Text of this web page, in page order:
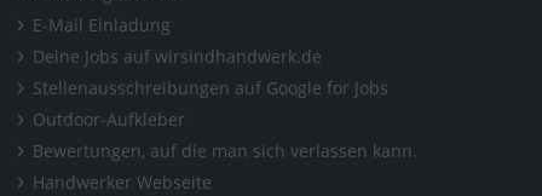
E-Mail Einladung
Deine Jobs auf wirsindhandwerk.de
Stellenausschreibungen auf Google for Jobs
Outdoor-Aufkleber
Bewertungen, auf die man sich verlassen kann.
Handwerker Webseite